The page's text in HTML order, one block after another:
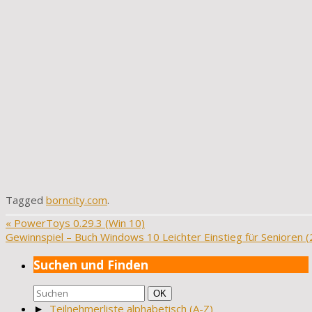
Tagged borncity.com.
« PowerToys 0.29.3 (Win 10)
Gewinnspiel – Buch Windows 10 Leichter Einstieg für Senioren
Suchen und Finden
Suchen
nach:
Suchen
OK
► Teilnehmerliste alphabetisch (A-Z)